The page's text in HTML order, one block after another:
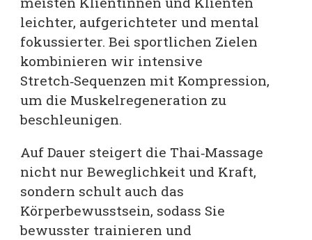
leichter, aufgerichteter und mental
fokussierter. Bei sportlichen Zielen
kombinieren wir intensive
Stretch‑Sequenzen mit Kompression,
um die Muskelregeneration zu
beschleunigen.
Auf Dauer steigert die Thai‑Massage
nicht nur Beweglichkeit und Kraft,
sondern schult auch das
Körperbewusstsein, sodass Sie
bewusster trainieren und